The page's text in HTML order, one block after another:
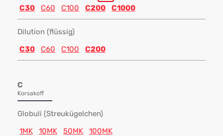
C30
C60 C100 C200 C1000
Dilution (flüssig)
C30
C60 C100 C200
C
Korsakoff
Globuli (Streukügelchen)
1MK
10MK 50MK 100MK